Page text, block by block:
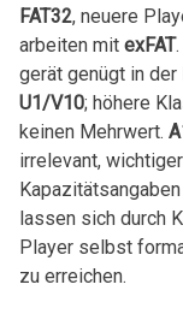
FAT32, neuere
arbeiten mit exFAT
gerät genügt ‍in der
U1/V10; höhere
keinen Mehrwert.
irrelevant,
lassen sich durch
Player selbst
zu erreichen.